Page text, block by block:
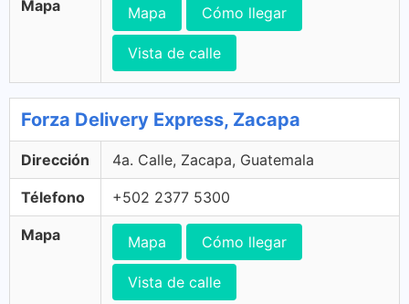
Mapa Mapa Cómo llegar
Vista de calle
Forza Delivery Express, Zacapa
Dirección 4a. Calle, Zacapa, Guatemala
Télefono +502 2377 5300
Mapa Mapa Cómo llegar
Vista de calle